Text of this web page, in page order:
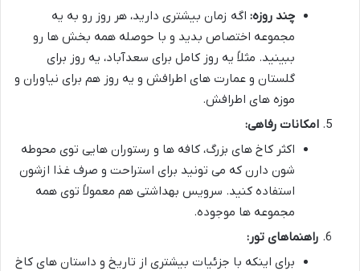
چند روزه: اگه زمان بیشتری دارید، هر روز رو به یه
مجموعه اختصاص بدید و با حوصله همه بخش ها رو
ببینید. مثلاً یه روز کامل برای سعدآباد، یه روز برای
گلستان و عمارت های اطرافش و یه روز هم برای نیاوران و
موزه های اطرافش.
امکانات رفاهی:
اکثر کاخ های بزرگ، کافه ها و رستوران هایی توی محوطه
شون دارن که می تونید برای استراحت و صرف غذا ازشون
استفاده کنید. سرویس بهداشتی هم معمولاً توی همه
مجموعه ها موجوده.
راهنماهای تور:
برای اینکه با جزئیات بیشتری از تاریخ و داستان های کاخ